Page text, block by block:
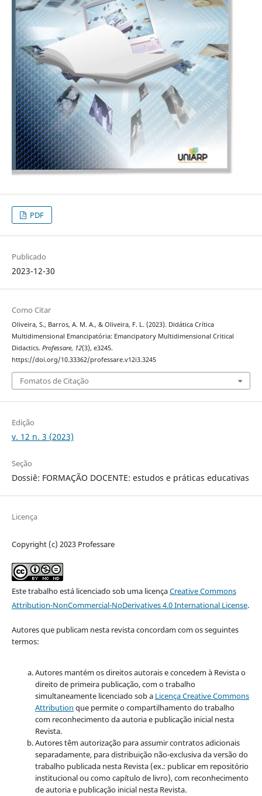
PDF
Publicado
2023-12-30
Como Citar
Oliveira, S., Barros, A. M. A., & Oliveira, F. L. (2023). Didática Crítica
Multidimensional Emancipatória: Emancipatory Multidimensional Critical
Didactics. Professare, 12(3), e3245.
https://doi.org/10.33362/professare.v12i3.3245
Fomatos de Citação
Edição
v. 12 n. 3 (2023)
Seção
Dossiê: FORMAÇÃO DOCENTE: estudos e práticas educativas
Licença
Copyright (c) 2023 Professare
Este trabalho está licenciado sob uma licençaCreative Commons
Attribution-NonCommercial-NoDerivatives 4.0 International License.
Autores que publicam nesta revista concordam com os seguintes
termos:
Autores mantém os direitos autorais e concedem à Revista o
direito de primeira publicação, com o trabalho
simultaneamente licenciado sob a Licença Creative Commons
Attribution que permite o compartilhamento do trabalho
com reconhecimento da autoria e publicação inicial nesta
Revista.
Autores têm autorização para assumir contratos adicionais
separadamente, para distribuição não-exclusiva da versão do
trabalho publicada nesta Revista (ex.: publicar em repositório
institucional ou como capítulo de livro), com reconhecimento
de autoria e publicação inicial nesta Revista.